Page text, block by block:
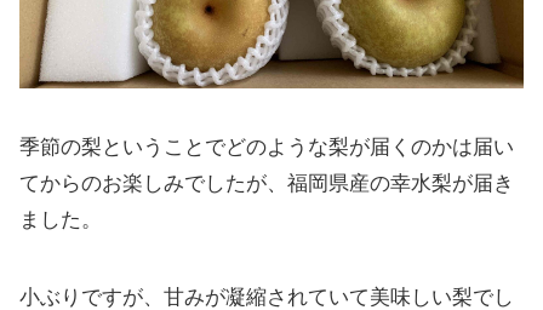
季節の梨ということでどのような梨が届くのかは届い
てからのお楽しみでしたが、福岡県産の幸水梨が届き
ました。
小ぶりですが、甘みが凝縮されていて美味しい梨でし